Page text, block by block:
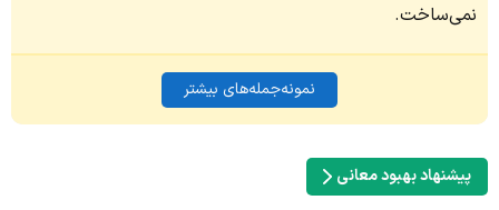
نمی‌ساخت.
نمونه‌جمله‌های بیشتر
پیشنهاد بهبود معانی